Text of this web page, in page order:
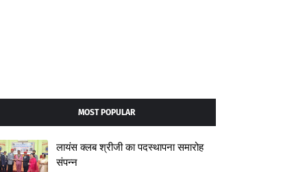
MOST POPULAR
लायंस क्लब श्रीजी का पदस्थापना समारोह
संपन्न